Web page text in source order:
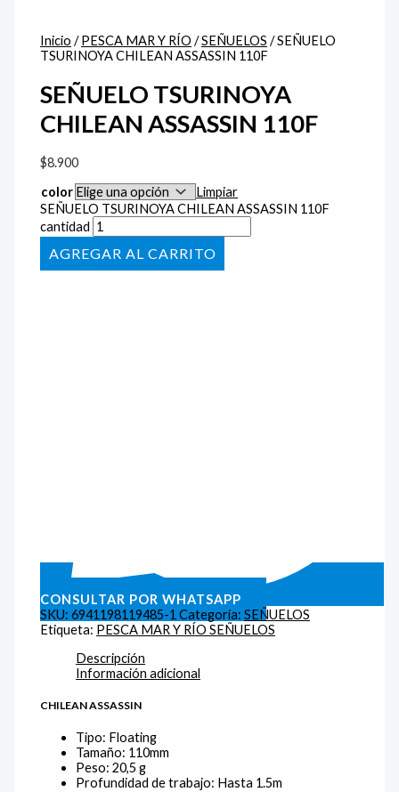
Inicio /PESCA MAR Y RÍO /SEÑUELOS / SEÑUELO
TSURINOYA CHILEAN ASSASSIN 110F
SEÑUELO TSURINOYA
CHILEAN ASSASSIN 110F
$8.900
color
Limpiar
SEÑUELO TSURINOYA CHILEAN ASSASSIN 110F
cantidad
AÑADIR AL CARRITO
CONSULTAR POR WHATSAPP
SKU:6941198119485-1 Categoría:SEÑUELOS
Etiqueta: PESCA MAR Y RÍO SEÑUELOS
Descripción
Información adicional
CHILEAN ASSASSIN
Tipo: Floating
Tamaño: 110mm
Peso: 20,5 g
Profundidad de trabajo: Hasta 1.5m